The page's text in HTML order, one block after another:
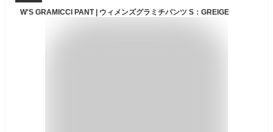
W'S GRAMICCI PANT | ウィメンズグラミチパンツ S：GREIGE